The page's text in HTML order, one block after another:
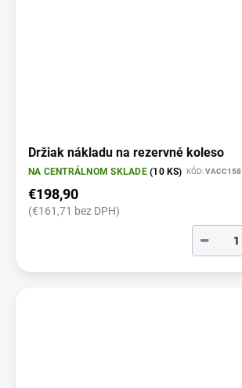
Držiak nákladu na rezervné koleso
NA CENTRÁLNOM SKLADE(10 KS) KÓD:VACC158
€198,90
(€161,71 bez DPH)
−